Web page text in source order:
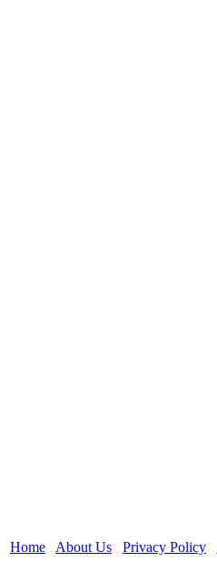
Home About Us Privacy Policy